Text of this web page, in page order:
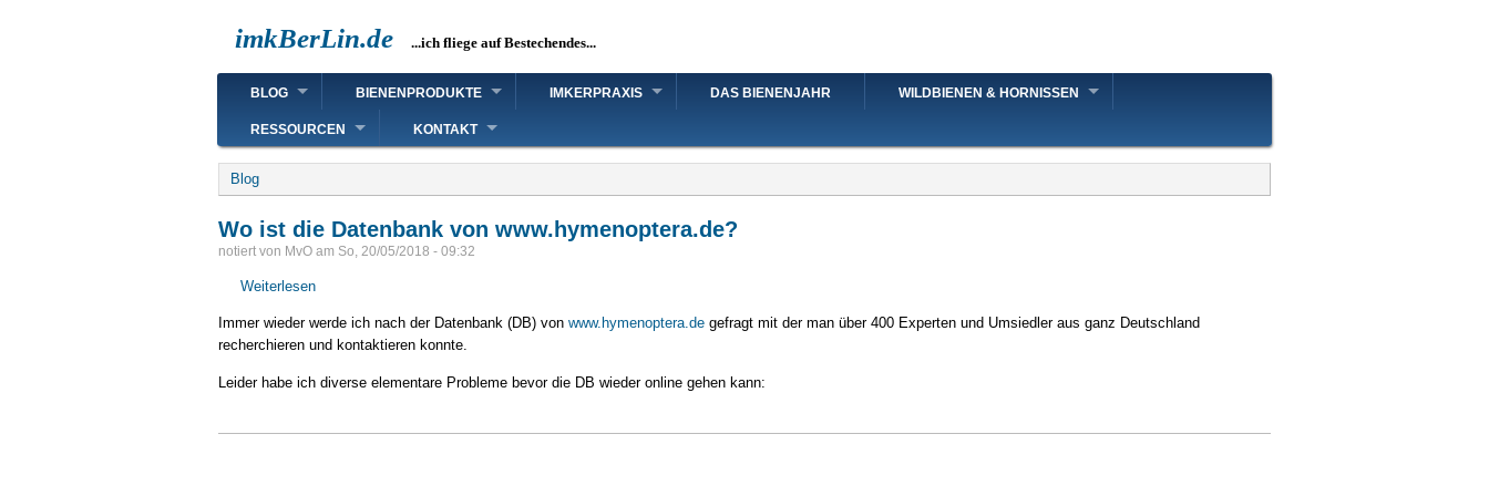
imkBerLin.de ...ich fliege auf Bestechendes...
MainBLOG BIENENPRODUKTE IMKERPRAXIS DAS BIENENJAHR WILDBIENEN & HORNISSEN
RESSOURCEN KONTAKT
Breadcrumb
Blog
Wo ist die Datenbank von www.hymenoptera.de?
notiert von MvO am So, 20/05/2018 - 09:32
Weiterlesen
ist
die
Datenbank
Immer wieder werde ich nach der Datenbank (DB) von www.hymenoptera.de gefragt mit der man über 400 Experten und Umsiedler aus ganz Deutschland
recherchieren und kontaktieren konnte.
Leider habe ich diverse elementare Probleme bevor die DB wieder online gehen kann: